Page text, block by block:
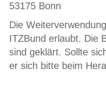
53175 Bonn
Die
ITZBund erlaubt. Die
sind geklärt. Sollte
er sich bitte beim